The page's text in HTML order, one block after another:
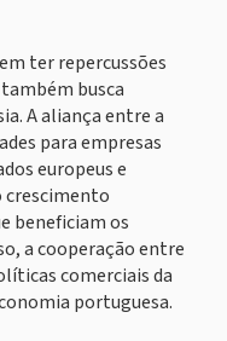
ter repercussões
busca
A aliança entre a
para empresas
europeus e
crescimento
beneficiam os
a cooperação entre
comerciais da
portuguesa.